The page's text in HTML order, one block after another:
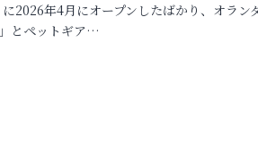
2026年4月にオープンしたばかり、オラン
とペットギア…